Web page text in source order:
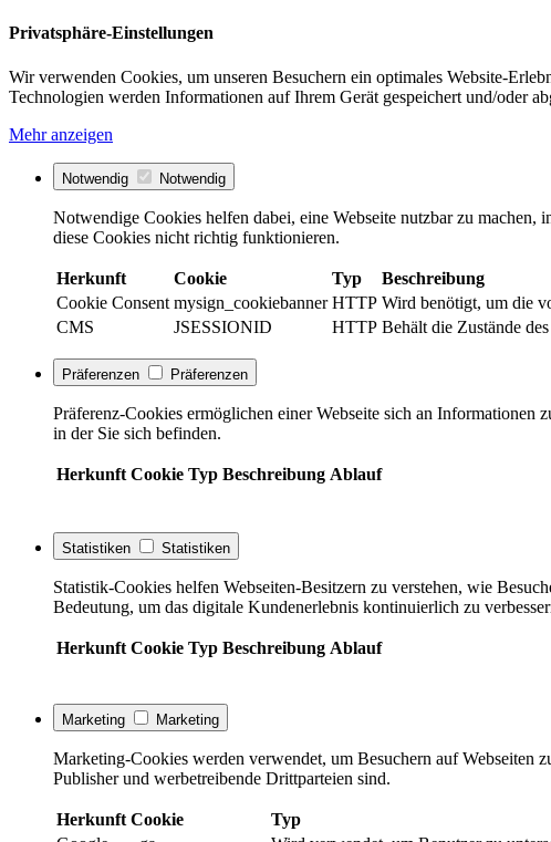
Privatsphäre-Einstellungen
Wir verwenden Cookies, um unseren Besuchern ein optimales Website-
Technologien werden Informationen auf Ihrem Gerät gespeichert und/oder
Mehr anzeigen
Notwendig Notwendig
Notwendige Cookies helfen dabei, eine Webseite nutzbar zu
diese Cookies nicht richtig funktionieren.
Herkunft Cookie Typ Beschreibung
Cookie Consent mysign_cookiebanner HTTP Wird benötigt, um die
CMS
JSESSIONID HTTP Behält die Zustände
Präferenzen Präferenzen
Präferenz-Cookies ermöglichen einer Webseite sich an Informationen
in der Sie sich befinden.
Herkunft Cookie Typ Beschreibung Ablauf
Statistiken Statistiken
Statistik-Cookies helfen Webseiten-Besitzern zu verstehen, wie
Bedeutung, um das digitale Kundenerlebnis kontinuierlich zu
Herkunft Cookie Typ Beschreibung Ablauf
Marketing Marketing
Marketing-Cookies werden verwendet, um Besuchern auf Webseiten
Publisher und werbetreibende Drittparteien sind.
Herkunft Cookie Typ